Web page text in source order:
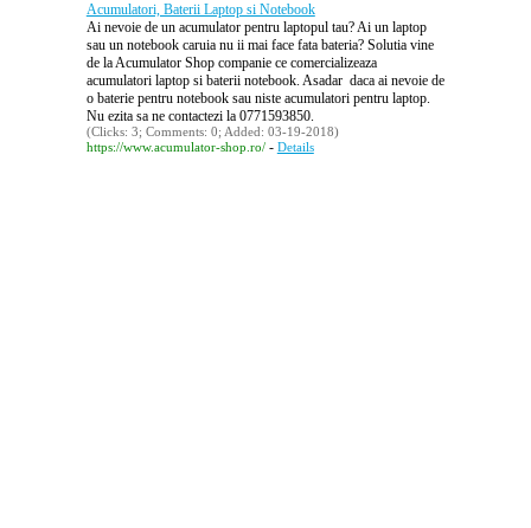
Acumulatori, Baterii Laptop si Notebook
Ai nevoie de un acumulator pentru laptopul tau? Ai un laptop
sau un notebook caruia nu ii mai face fata bateria? Solutia vine
de la Acumulator Shop companie ce comercializeaza
acumulatori laptop si baterii notebook. Asadar daca ai nevoie de
o baterie pentru notebook sau niste acumulatori pentru laptop.
Nu ezita sa ne contactezi la 0771593850.
(Clicks: 3; Comments: 0; Added: 03-19-2018)
https://www.acumulator-shop.ro/- Details